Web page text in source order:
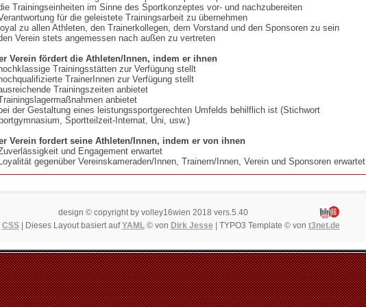
Trainingseinheiten im Sinne des Sportkonzeptes vor- und nachzubereiten
für die geleistete Trainingsarbeit zu übernehmen
zu allen Athleten, den Trainerkollegen, dem Vorstand und den Sponsoren zu sein
Verein stets angemessen nach außen zu vertreten
Verein fördert die Athleten/Innen, indem er ihnen
Trainingsstätten zur Verfügung stellt
TrainerInnen zur Verfügung stellt
Trainingszeiten anbietet
anbietet
der Gestaltung eines leistungssportgerechten Umfelds behilflich ist (Stichwort
Sportteilzeit-Internat, Uni, usw.)
Verein fordert seine Athleten/Innen, indem er von ihnen
und Engagement erwartet
gegenüber Vereinskameraden/Innen, Trainern/Innen, Verein und Sponsoren erwartet
design © copyright by volley16wien 2018 vers.5.40
CSS| Dieses Layout basiert aufYAML© von Dirk Jesse | TYPO3 Template © von t3net.de